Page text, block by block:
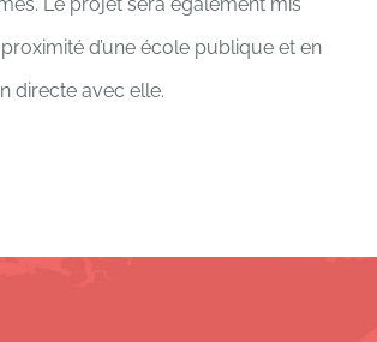
Le projet sera également mis
d’une école publique et en
directe avec elle.